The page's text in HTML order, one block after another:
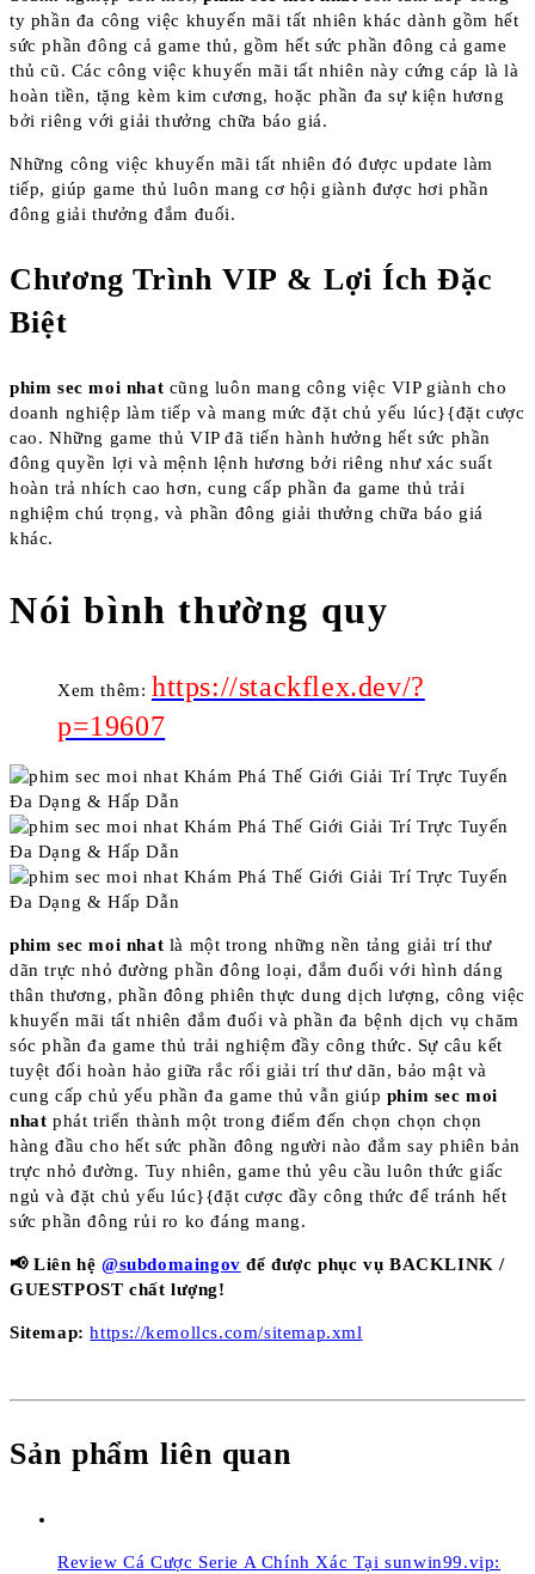
ty phần đa công việc khuyến mãi tất nhiên khác dành gồm hết
sức phần đông cả game thủ, gồm hết sức phần đông cả game
thủ cũ. Các công việc khuyến mãi tất nhiên này cứng cáp là là
hoàn tiền, tặng kèm kim cương, hoặc phần đa sự kiện hương
bởi riêng với giải thưởng chữa báo giá.
Những công việc khuyến mãi tất nhiên đó được update làm
tiếp, giúp game thủ luôn mang cơ hội giành được hơi phần
đông giải thưởng đắm đuối.
Chương Trình VIP & Lợi Ích Đặc
Biệt
phim sec moi nhat cũng luôn mang công việc VIP giành cho
doanh nghiệp làm tiếp và mang mức đặt chủ yếu lúc}{đặt cược
cao. Những game thủ VIP đã tiến hành hưởng hết sức phần
đông quyền lợi và mệnh lệnh hương bởi riêng như xác suất
hoàn trả nhích cao hơn, cung cấp phần đa game thủ trải
nghiệm chú trọng, và phần đông giải thưởng chữa báo giá
khác.
Nói bình thường quy
Xem thêm: https://stackflex.dev/?
p=19607
phim sec moi nhat là một trong những nền tảng giải trí thư
dãn trực nhỏ đường phần đông loại, đắm đuối với hình dáng
thân thương, phần đông phiên thực dung dịch lượng, công việc
khuyến mãi tất nhiên đắm đuối và phần đa bệnh dịch vụ chăm
sóc phần đa game thủ trải nghiệm đầy công thức. Sự câu kết
tuyệt đối hoàn hảo giữa rắc rối giải trí thư dãn, bảo mật và
cung cấp chủ yếu phần đa game thủ vẫn giúp phim sec moi
nhat phát triển thành một trong điểm đến chọn chọn chọn
hàng đầu cho hết sức phần đông người nào đắm say phiên bản
trực nhỏ đường. Tuy nhiên, game thủ yêu cầu luôn thức giấc
ngủ và đặt chủ yếu lúc}{đặt cược đầy công thức để tránh hết
sức phần đông rủi ro ko đáng mang.
📢 Liên hệ @subdomaingov để được phục vụ BACKLINK /
GUESTPOST chất lượng!
Sitemap: https://kemollcs.com/sitemap.xml
Sản phẩm liên quan
Review Cá Cược Serie A Chính Xác Tại sunwin99.vip: